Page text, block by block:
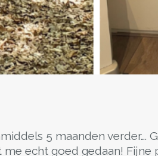
5 maanden verder….
echt goed gedaan! Fijne